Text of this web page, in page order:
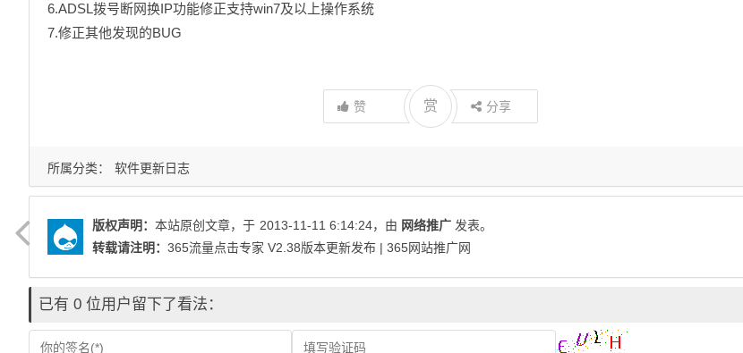
6.ADSL拨号断网换IP功能修正支持win7及以上操作系统
7.修正其他发现的BUG
赞 赏 分享
所属分类： 软件更新日志
版权声明： 本站原创文章，于 2013-11-11 6:14:24，由 网络推广 发表。
转载请注明： 365流量点击专家 V2.38版本更新发布 | 365网站推广网
已有 0 位用户留下了看法：